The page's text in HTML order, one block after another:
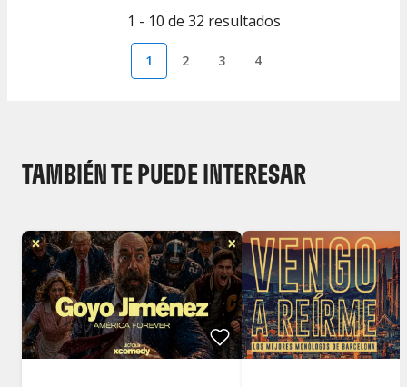
1 - 10 de 32 resultados
1 2 3 4
TAMBIÉN TE PUEDE INTERESAR